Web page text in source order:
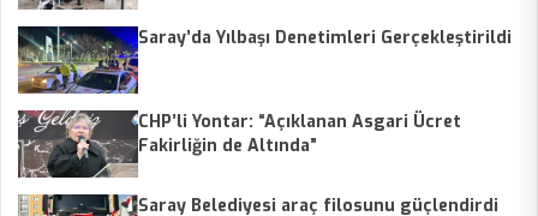
Saray’da Yılbaşı Denetimleri Gerçekleştirildi
CHP’li Yontar: “Açıklanan Asgari Ücret
Fakirliğin de Altında”
Saray Belediyesi araç filosunu güçlendirdi